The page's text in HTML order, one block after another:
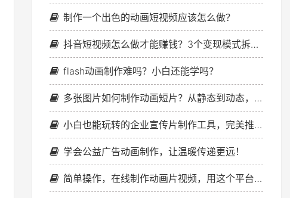
制作一个出色的动画短视频应该怎么做？
抖音短视频怎么做才能赚钱？3个变现模式拆解，附实操步骤
flash动画制作难吗？小白还能学吗？
多张图片如何制作动画短片？从静态到动态，只差这一步
小白也能玩转的企业宣传片制作工具，完美推荐！
学会公益广告动画制作，让温暖传递更远！
简单操作，在线制作动画片视频，用这个平台就够了